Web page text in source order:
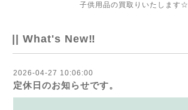
子供用品の買取りいたします☆
|| What's New‼
2026-04-27 10:06:00
定休日のお知らせです。